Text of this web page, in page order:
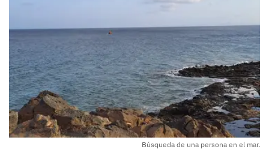
Búsqueda de una persona en el mar.